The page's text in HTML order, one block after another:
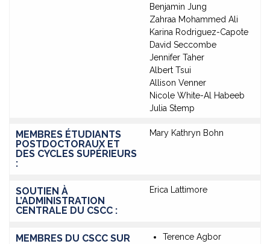
Benjamin Jung
Zahraa Mohammed Ali
Karina Rodriguez-Capote
David Seccombe
Jennifer Taher
Albert Tsui
Allison Venner
Nicole White-Al Habeeb
Julia Stemp
MEMBRES ÉTUDIANTS
POSTDOCTORAUX ET
DES CYCLES SUPÉRIEURS
:
Mary Kathryn Bohn
SOUTIEN À
L’ADMINISTRATION
CENTRALE DU CSCC :
Erica Lattimore
MEMBRES DU CSCC SUR
Terence Agbor